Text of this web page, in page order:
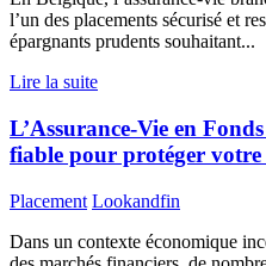
l’un des placements sécurisé et
épargnants prudents souhaitant...
Lire la suite
L’Assurance-Vie en
fiable pour protéger
Placement Lookandfin
Dans un contexte économique